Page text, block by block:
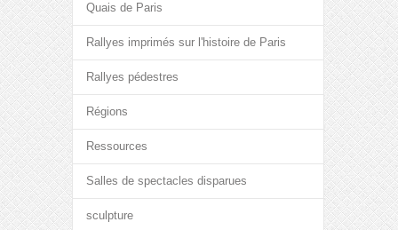
Quais de Paris
Rallyes imprimés sur l'histoire de Paris
Rallyes pédestres
Régions
Ressources
Salles de spectacles disparues
sculpture